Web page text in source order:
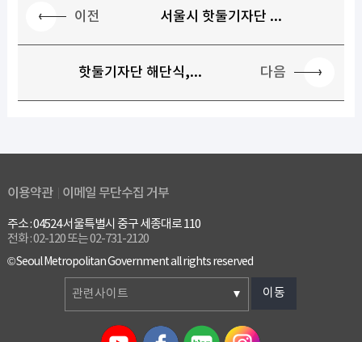
이전 서울시 핫둘기자단 ...
핫둘기자단 해단식,... 다음
이용약관 이메일 무단수집 거부
주소 : 04524 서울특별시 중구 세종대로 110
전화 : 02-120 또는 02-731-2120
© Seoul Metropolitan Government all rights reserved
관련사이트 이동